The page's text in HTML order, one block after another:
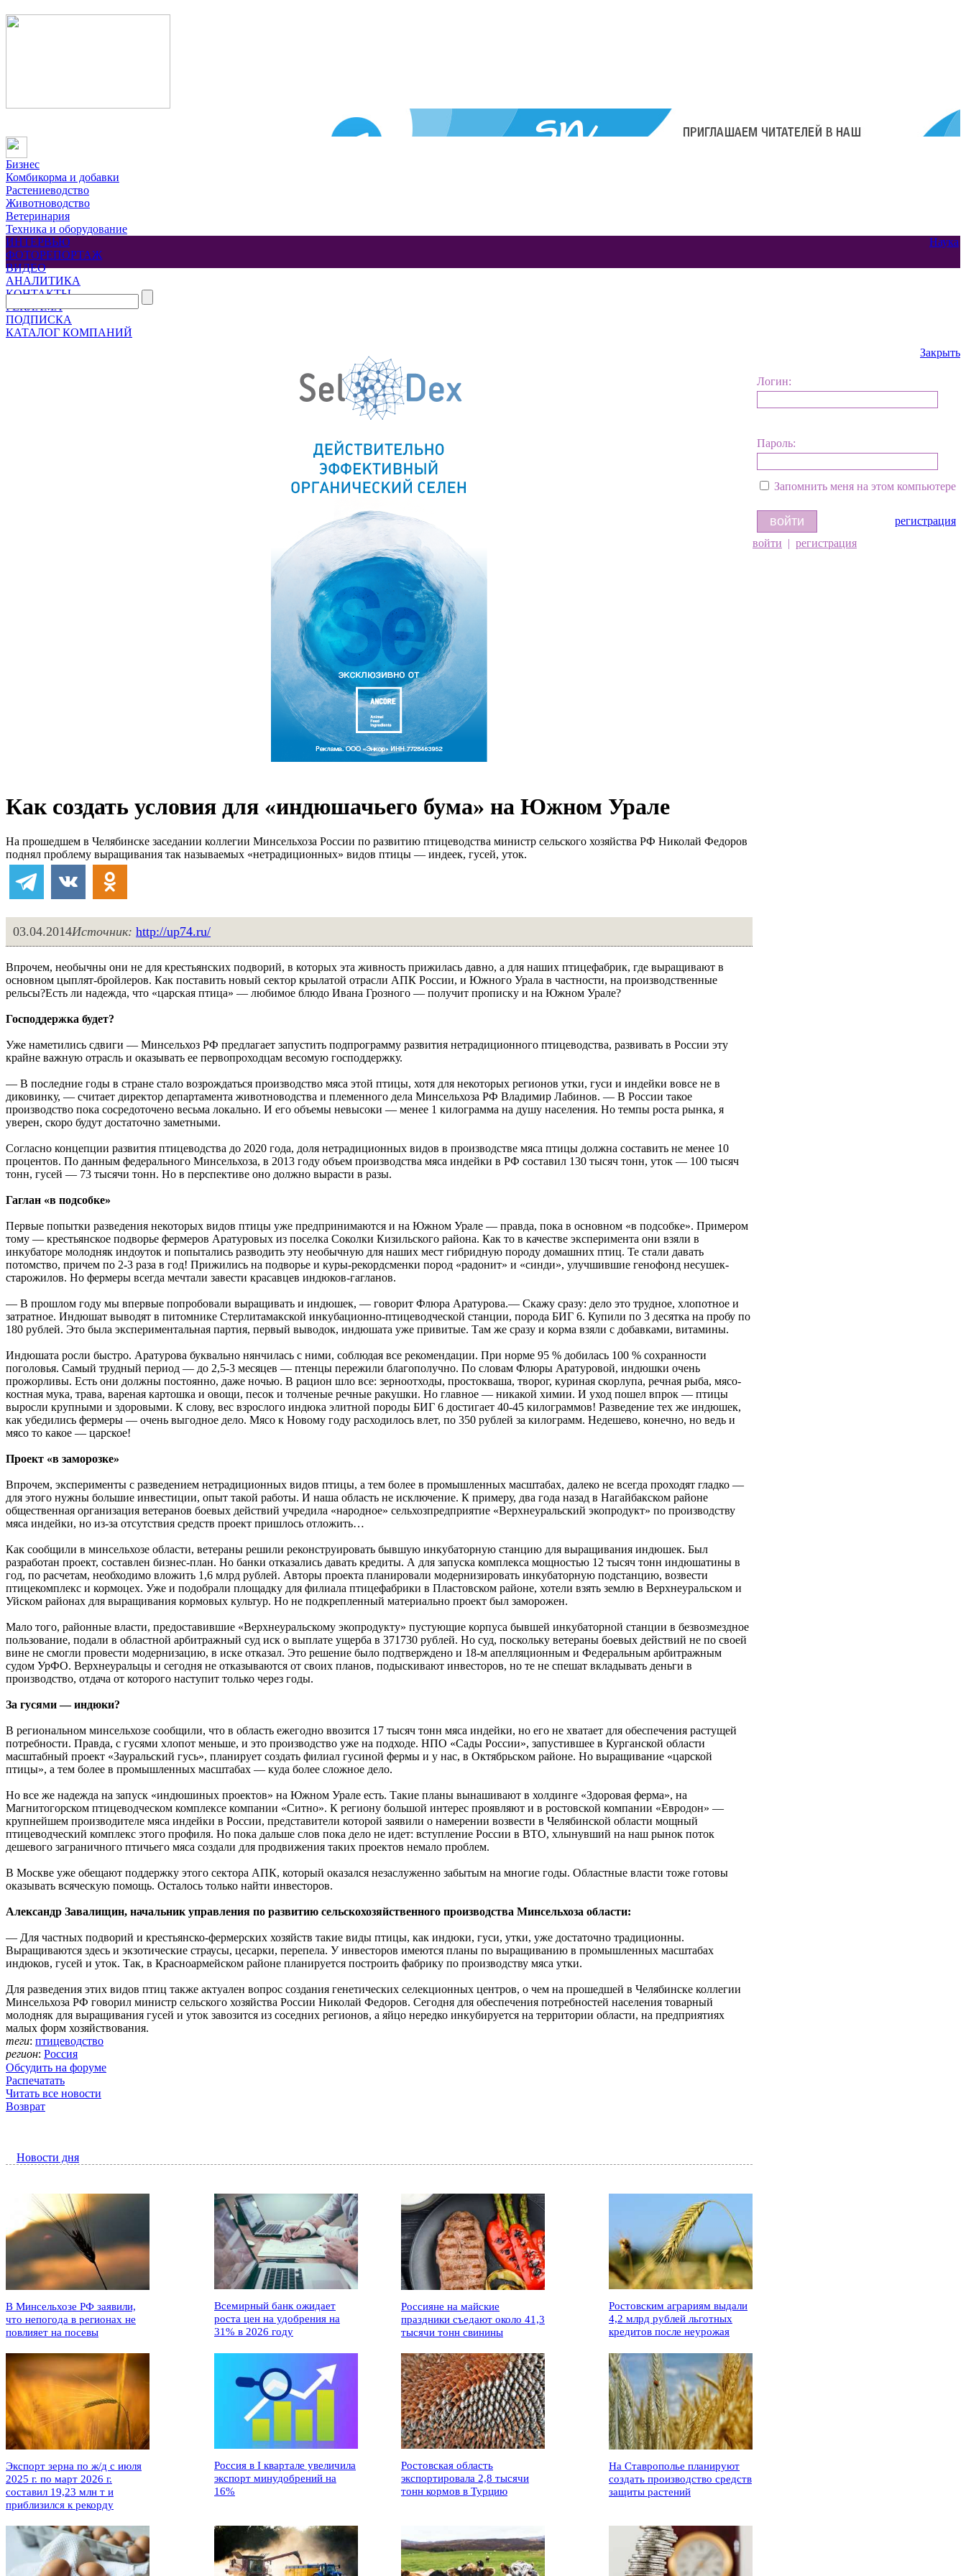
Бизнес
Комбикорма и добавки
Растениеводство
Животноводство
Ветеринария
Техника и оборудование
Наука
ИНТЕРВЬЮ
ФОТОРЕПОРТАЖ
ВИДЕО
АНАЛИТИКА
КОНТАКТЫ
РЕКЛАМА
ПОДПИСКА
КАТАЛОГ КОМПАНИЙ
Закрыть
Логин:
Пароль:
Запомнить меня на этом компьютере
регистрация
войти | регистрация
Как создать условия для «индюшачьего бума» на Южном Урале
На прошедшем в Челябинске заседании коллегии Минсельхоза России по развитию птицеводства министр сельского хозяйства РФ Николай Федоров
поднял проблему выращивания так называемых «нетрадиционных» видов птицы — индеек, гусей, уток.
03.04.2014Источник: http://up74.ru/
Впрочем, необычны они не для крестьянских подворий, в которых эта живность прижилась давно, а для наших птицефабрик, где выращивают в
основном цыплят-бройлеров. Как поставить новый сектор крылатой отрасли АПК России, и Южного Урала в частности, на производственные
рельсы?Есть ли надежда, что «царская птица» — любимое блюдо Ивана Грозного — получит прописку и на Южном Урале?
Господдержка будет?
Уже наметились сдвиги — Минсельхоз РФ предлагает запустить подпрограмму развития нетрадиционного птицеводства, развивать в России эту
крайне важную отрасль и оказывать ее первопроходцам весомую господдержку.
— В последние годы в стране стало возрождаться производство мяса этой птицы, хотя для некоторых регионов утки, гуси и индейки вовсе не в
диковинку, — считает директор департамента животноводства и племенного дела Минсельхоза РФ Владимир Лабинов. — В России такое
производство пока сосредоточено весьма локально. И его объемы невысоки — менее 1 килограмма на душу населения. Но темпы роста рынка, я
уверен, скоро будут достаточно заметными.
Согласно концепции развития птицеводства до 2020 года, доля нетрадиционных видов в производстве мяса птицы должна составить не менее 10
процентов. По данным федерального Минсельхоза, в 2013 году объем производства мяса индейки в РФ составил 130 тысяч тонн, уток — 100 тысяч
тонн, гусей — 73 тысячи тонн. Но в перспективе оно должно вырасти в разы.
Гаглан «в подсобке»
Первые попытки разведения некоторых видов птицы уже предпринимаются и на Южном Урале — правда, пока в основном «в подсобке». Примером
тому — крестьянское подворье фермеров Аратуровых из поселка Соколки Кизильского района. Как то в качестве эксперимента они взяли в
инкубаторе молодняк индоуток и попытались разводить эту необычную для наших мест гибридную породу домашних птиц. Те стали давать
потомство, причем по 2-3 раза в год! Прижились на подворье и куры-рекордсменки пород «радонит» и «синди», улучшившие генофонд несушек-
старожилов. Но фермеры всегда мечтали завести красавцев индюков-гагланов.
— В прошлом году мы впервые попробовали выращивать и индюшек, — говорит Флюра Аратурова.— Скажу сразу: дело это трудное, хлопотное и
затратное. Индюшат выводят в питомнике Стерлитамакской инкубационно-птицеводческой станции, порода БИГ 6. Купили по 3 десятка на пробу по
180 рублей. Это была экспериментальная партия, первый выводок, индюшата уже привитые. Там же сразу и корма взяли с добавками, витамины.
Индюшата росли быстро. Аратурова буквально нянчилась с ними, соблюдая все рекомендации. При норме 95 % добилась 100 % сохранности
поголовья. Самый трудный период — до 2,5-3 месяцев — птенцы пережили благополучно. По словам Флюры Аратуровой, индюшки очень
прожорливы. Есть они должны постоянно, даже ночью. В рацион шло все: зерноотходы, простокваша, творог, куриная скорлупа, речная рыба, мясо-
костная мука, трава, вареная картошка и овощи, песок и толченые речные ракушки. Но главное — никакой химии. И уход пошел впрок — птицы
выросли крупными и здоровыми. К слову, вес взрослого индюка элитной породы БИГ 6 достигает 40-45 килограммов! Разведение тех же индюшек,
как убедились фермеры — очень выгодное дело. Мясо к Новому году расходилось влет, по 350 рублей за килограмм. Недешево, конечно, но ведь и
мясо то какое — царское!
Проект «в заморозке»
Впрочем, эксперименты с разведением нетрадиционных видов птицы, а тем более в промышленных масштабах, далеко не всегда проходят гладко —
для этого нужны большие инвестиции, опыт такой работы. И наша область не исключение. К примеру, два года назад в Нагайбакском районе
общественная организация ветеранов боевых действий учредила «народное» сельхозпредприятие «Верхнеуральский экопродукт» по производству
мяса индейки, но из-за отсутствия средств проект пришлось отложить…
Как сообщили в минсельхозе области, ветераны решили реконструировать бывшую инкубаторную станцию для выращивания индюшек. Был
разработан проект, составлен бизнес-план. Но банки отказались давать кредиты. А для запуска комплекса мощностью 12 тысяч тонн индюшатины в
год, по расчетам, необходимо вложить 1,6 млрд рублей. Авторы проекта планировали модернизировать инкубаторную подстанцию, возвести
птицекомплекс и кормоцех. Уже и подобрали площадку для филиала птицефабрики в Пластовском районе, хотели взять землю в Верхнеуральском и
Уйском районах для выращивания кормовых культур. Но не подкрепленный материально проект был заморожен.
Мало того, районные власти, предоставившие «Верхнеуральскому экопродукту» пустующие корпуса бывшей инкубаторной станции в безвозмездное
пользование, подали в областной арбитражный суд иск о выплате ущерба в 371730 рублей. Но суд, поскольку ветераны боевых действий не по своей
вине не смогли провести модернизацию, в иске отказал. Это решение было подтверждено и 18-м апелляционным и Федеральным арбитражным
судом УрФО. Верхнеуральцы и сегодня не отказываются от своих планов, подыскивают инвесторов, но те не спешат вкладывать деньги в
производство, отдача от которого наступит только через годы.
За гусями — индюки?
В региональном минсельхозе сообщили, что в область ежегодно ввозится 17 тысяч тонн мяса индейки, но его не хватает для обеспечения растущей
потребности. Правда, с гусями хлопот меньше, и это производство уже на подходе. НПО «Сады России», запустившее в Курганской области
масштабный проект «Зауральский гусь», планирует создать филиал гусиной фермы и у нас, в Октябрьском районе. Но выращивание «царской
птицы», а тем более в промышленных масштабах — куда более сложное дело.
Но все же надежда на запуск «индюшиных проектов» на Южном Урале есть. Такие планы вынашивают в холдинге «Здоровая ферма», на
Магнитогорском птицеводческом комплексе компании «Ситно». К региону большой интерес проявляют и в ростовской компании «Евродон» —
крупнейшем производителе мяса индейки в России, представители которой заявили о намерении возвести в Челябинской области мощный
птицеводческий комплекс этого профиля. Но пока дальше слов пока дело не идет: вступление России в ВТО, хлынувший на наш рынок поток
дешевого заграничного птичьего мяса создали для продвижения таких проектов немало проблем.
В Москве уже обещают поддержку этого сектора АПК, который оказался незаслуженно забытым на многие годы. Областные власти тоже готовы
оказывать всяческую помощь. Осталось только найти инвесторов.
Александр Завалищин, начальник управления по развитию сельскохозяйственного производства Минсельхоза области:
— Для частных подворий и крестьянско-фермерских хозяйств такие виды птицы, как индюки, гуси, утки, уже достаточно традиционны.
Выращиваются здесь и экзотические страусы, цесарки, перепела. У инвесторов имеются планы по выращиванию в промышленных масштабах
индюков, гусей и уток. Так, в Красноармейском районе планируется построить фабрику по производству мяса утки.
Для разведения этих видов птиц также актуален вопрос создания генетических селекционных центров, о чем на прошедшей в Челябинске коллегии
Минсельхоза РФ говорил министр сельского хозяйства России Николай Федоров. Сегодня для обеспечения потребностей населения товарный
молодняк для выращивания гусей и уток завозится из соседних регионов, а яйцо нередко инкубируется на территории области, на предприятиях
малых форм хозяйствования.
теги: птицеводство
регион: Россия
Обсудить на форуме
Распечатать
Читать все новости
Возврат
Новости дня
В Минсельхозе РФ заявили,
что непогода в регионах не
повлияет на посевы
Всемирный банк ожидает
роста цен на удобрения на
31% в 2026 году
Россияне на майские
праздники съедают около 41,3
тысячи тонн свинины
Ростовским аграриям выдали
4,2 млрд рублей льготных
кредитов после неурожая
Экспорт зерна по ж/д с июля
2025 г. по март 2026 г.
составил 19,23 млн т и
приблизился к рекорду
Россия в I квартале увеличила
экспорт минудобрений на
16%
Ростовская область
экспортировала 2,8 тысячи
тонн кормов в Турцию
На Ставрополье планируют
создать производство средств
защиты растений